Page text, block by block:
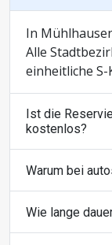
In
Alle
einheitliche S-
Ist die
kostenlos?
Warum bei
Wie lange